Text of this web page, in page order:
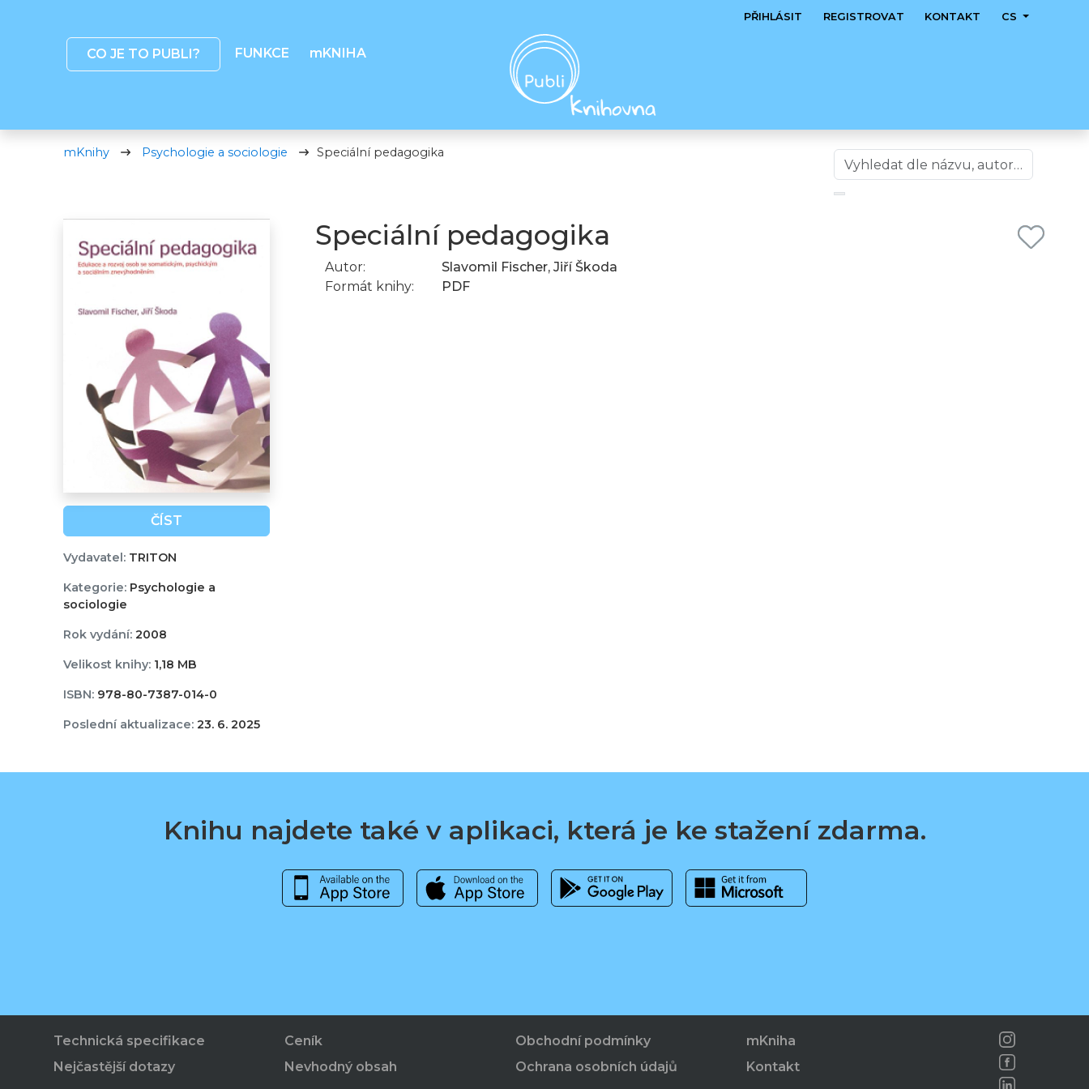
CO JE TO PUBLI? FUNKCE mKNIHA
PŘIHLÁSIT REGISTROVAT KONTAKT CS
mKnihy Psychologie a sociologie Speciální pedagogika
ČÍST
Vydavatel:TRITON
Kategorie:Psychologie a
sociologie
Rok vydání:2008
Velikost knihy:1,18 MB
ISBN:978-80-7387-014-0
Poslední aktualizace:23. 6. 2025
Speciální pedagogika
Autor:
Slavomil Fischer, Jiří Škoda
Formát knihy:
PDF
Knihu najdete také v aplikaci, která je ke stažení zdarma.
Technická specifikace
Nejčastější dotazy
Ceník
Nevhodný obsah
Obchodní podmínky
Ochrana osobních údajů
mKniha
Kontakt